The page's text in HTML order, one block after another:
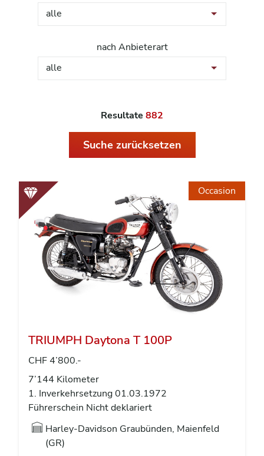
alle
nach Anbieterart
alle
Resultate 882
Suche zurücksetzen
Occasion
TRIUMPH Daytona T 100P
CHF 4’800.-
7’144 Kilometer
1. Inverkehrsetzung 01.03.1972
Führerschein Nicht deklariert
Harley-Davidson Graubünden, Maienfeld
(GR)